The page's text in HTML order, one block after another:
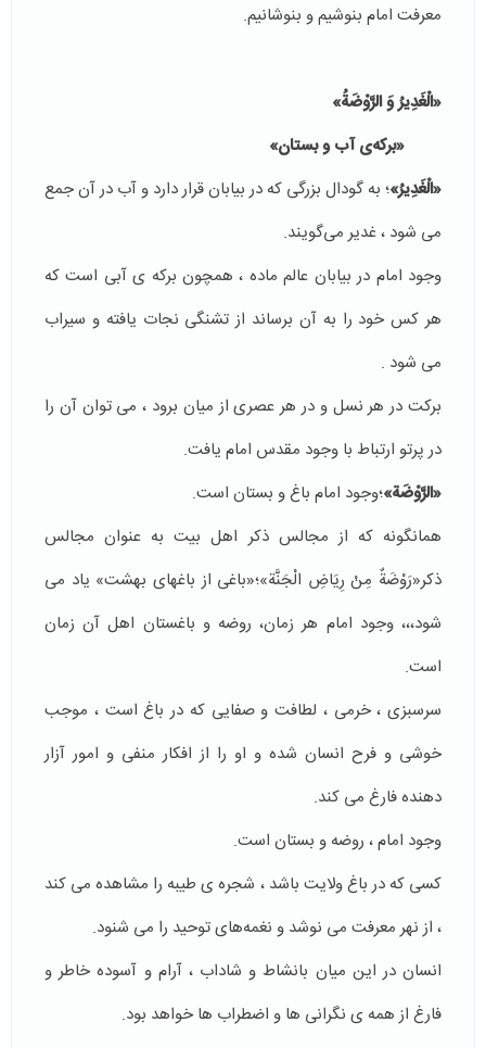
معرفت امام بنوشيم و بنوشانيم.
«الْغَدِيرُ وَ الرَّوْضَةُ»
«بركه‌ى آب و بستان»
«الْغَدِيرُ»؛ به گودال بزرگى كه در بيابان قرار دارد و آب در آن جمع
مى شود ، غدير مى‌گويند.
وجود امام در بیابان عالم ماده ، همچون بركه ى آبى است كه
هر كس خود را به آن برساند از تشنگى نجات يافته و سيراب
مى شود .
بركت در هر نسل و در هر عصرى از ميان برود ، مى توان آن را
در پرتو ارتباط با وجود مقدس امام يافت.
«الرَّوْضَة»؛وجود امام باغ و بستان است.
همانگونه كه از مجالس ذكر اهل بيت به عنوان مجالس
ذکر«رَوْضَةٌ مِنْ رِيَاضِ الْجَنَّة»؛«باغی از باغهای بهشت» ياد مى
شود،،، وجود امام هر زمان، روضه و باغستان اهل آن زمان
است.
سرسبزى ، خرمى ، لطافت و صفايى كه در باغ است ، موجب
خوشى و فرح انسان شده و او را از افكار منفى و امور آزار
دهنده فارغ مى كند.
وجود امام ، روضه و بستان است.
كسى كه در باغ ولايت باشد ، شجره ى طيبه را مشاهده مى كند
، از نهر معرفت مى نوشد و نغمه‌هاى توحيد را مى شنود.
انسان در اين ميان بانشاط و شاداب ، آرام و آسوده خاطر و
فارغ از همه ى نگرانى ها و اضطراب ها خواهد بود.